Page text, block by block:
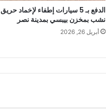
الدفع بـ 5 سيارات إطفاء لإخماد حريق
نشب بمخزن بيبسي بمدينة نصر
أبريل 26, 2026